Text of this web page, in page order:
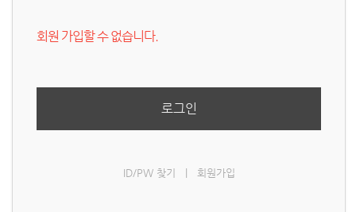
회원 가입할 수 없습니다.
로그인
ID/PW 찾기 회원가입